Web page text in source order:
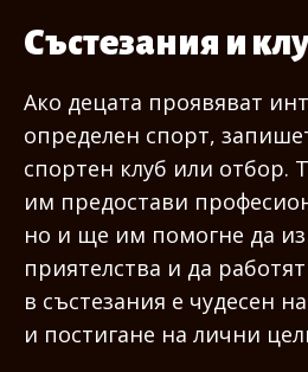
Състезания и
Ако децата проявяват
определен спорт,
спортен клуб или отбор.
им предостави
но и ще им помогне да
приятелства и да
в състезания е чудесен
и постигане на лични